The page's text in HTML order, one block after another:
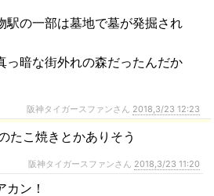
駅の一部は墓地で墓が発掘され
っ暗な街外れの森だったんだか
阪神タイガースファンさん 2018,3/23 12:23
たこ焼きとかありそう
阪神タイガースファンさん 2018,3/23 11:20
カン！